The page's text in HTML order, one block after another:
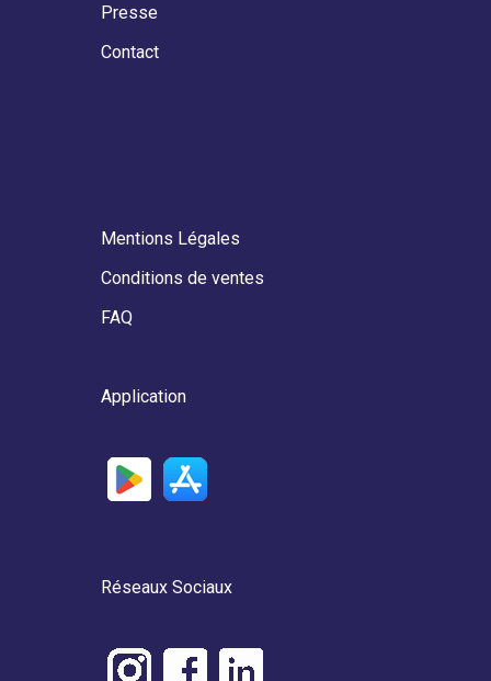
Presse
Contact
Mentions Légales
Conditions de ventes
FAQ
Application
Réseaux Sociaux